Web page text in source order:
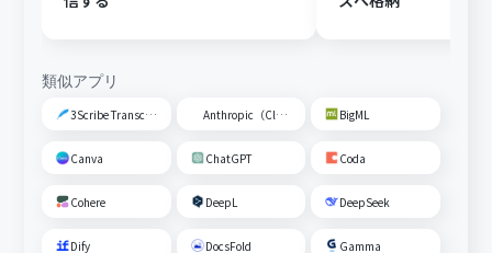
類似アプリ
3Scribe Transcription Anthropic（Claude） BigML
Canva ChatGPT Coda
Cohere DeepL DeepSeek
Dify DocsFold Gamma